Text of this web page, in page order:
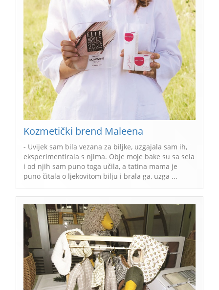
Kozmetički brend Maleena
- Uvijek sam bila vezana za biljke, uzgajala sam ih,
eksperimentirala s njima. Obje moje bake su sa sela
i od njih sam puno toga učila, a tatina mama je
puno čitala o ljekovitom bilju i brala ga, uzga ...